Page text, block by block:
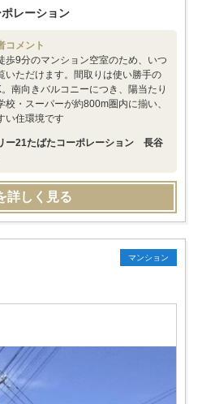
レーション
コメント
歩9分のマンション空室のため、いつ
いただけます。間取りは使い勝手の
南向きバルコニーにつき、陽当たり
校・スーパーが約800m圏内に揃い、
い住環境です
ー21たばたコーポレーション 長谷
詳しく見る
マンション